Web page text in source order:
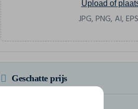
Upload of
JPG, PNG, AI,
Geschatte prijs